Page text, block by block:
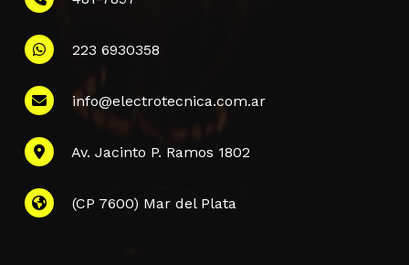
223 6930358
info@electrotecnica.com.ar
Av. Jacinto P. Ramos 1802
(CP 7600) Mar del Plata
Información
QUIENES SOMOS
POLÍTICA DE PRIVACIDAD
PREGUNTAS FRECUENTES
CONTACTANOS